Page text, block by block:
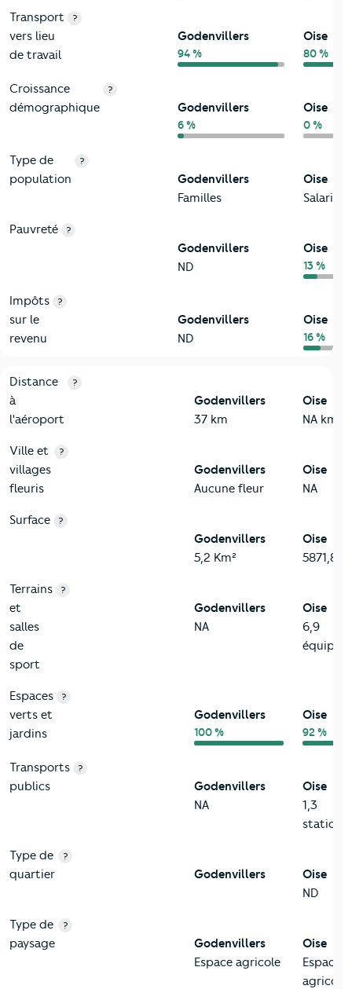
Transport
vers lieu
de travail
?
Godenvillers
94 %
Oise
80 %
Croissance
démographique
?
Godenvillers
6 %
Oise
0 %
Type de
population
?
Godenvillers
Familles
Oise
Salariés
Pauvreté ?
Godenvillers
ND
Oise
13 %
Impôts
sur le
revenu
?
Godenvillers
ND
Oise
16 %
3-Environnement
Critères Godenvillers
Distance
à
l'aéroport
?
Godenvillers
37 km
Oise
NA km
Ville et
villages
fleuris
?
Godenvillers
Aucune fleur
Oise
NA
Surface ?
Godenvillers
5,2 Km²
Oise
5871,8
Terrains
et
salles
de
sport
?
Godenvillers
NA
Oise
6,9
équip/
Espaces
verts et
jardins
?
Godenvillers
100 %
Oise
92 %
Transports
publics
?
Godenvillers
NA
Oise
1,3
station/
Type de
quartier
?
Godenvillers
Oise
ND
Type de
paysage
?
Godenvillers
Espace agricole
Oise
Espace
agricole